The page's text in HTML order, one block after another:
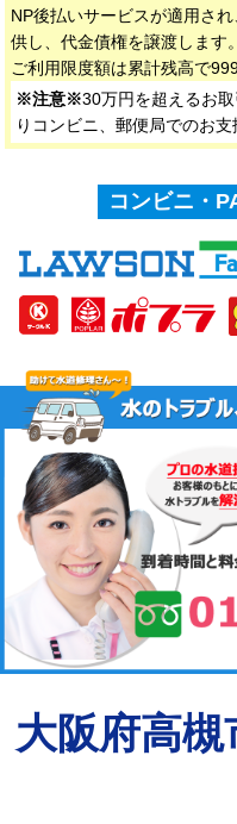
NP後払いサービスが適用さ
供し、代金債権を譲渡します。
ご利用限度額は累計残高で
※注意※30万円を超えるお
りコンビニ、郵便局でのお
コンビニ・
大阪府高